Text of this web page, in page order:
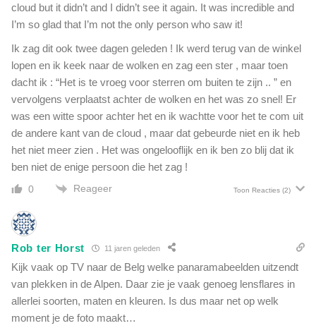
cloud but it didn’t and I didn’t see it again. It was incredible and
I’m so glad that I’m not the only person who saw it!
Ik zag dit ook twee dagen geleden ! Ik werd terug van de winkel
lopen en ik keek naar de wolken en zag een ster , maar toen
dacht ik : “Het is te vroeg voor sterren om buiten te zijn .. ” en
vervolgens verplaatst achter de wolken en het was zo snel! Er
was een witte spoor achter het en ik wachtte voor het te com uit
de andere kant van de cloud , maar dat gebeurde niet en ik heb
het niet meer zien . Het was ongelooflijk en ik ben zo blij dat ik
ben niet de enige persoon die het zag !
0 Reageer Toon Reacties (2)
Rob ter Horst 11 jaren geleden
Kijk vaak op TV naar de Belg welke panaramabeelden uitzendt
van plekken in de Alpen. Daar zie je vaak genoeg lensflares in
allerlei soorten, maten en kleuren. Is dus maar net op welk
moment je de foto maakt…